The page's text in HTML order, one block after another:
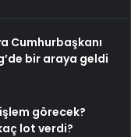
Cumhurbaşkanı
bir araya geldi
görecek?
lot verdi?